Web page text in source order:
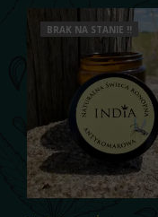
BRAK NA STANIE !!